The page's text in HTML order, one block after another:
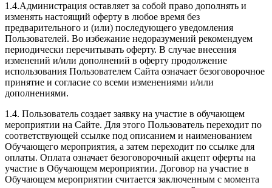
1.4.Администрация оставляет за собой право дополнять и
изменять настоящий оферту в любое время без
предварительного и (или) последующего уведомления
Пользователей. Во избежание недоразумений рекомендуем
периодически перечитывать оферту. В случае внесения
изменений и/или дополнений в оферту продолжение
использования Пользователем Сайта означает безоговорочное
принятие и согласие со всеми изменениями и/или
дополнениями.
1.4. Пользователь создает заявку на участие в обучающем
мероприятии на Сайте. Для этого Пользователь переходит по
соответствующей ссылке под описанием и наименованием
Обучающего мероприятия, а затем переходит по ссылке для
оплаты. Оплата означает безоговорочный акцепт оферты на
участие в Обучающем мероприятии. Договор на участие в
Обучающем мероприятии считается заключенным с момента